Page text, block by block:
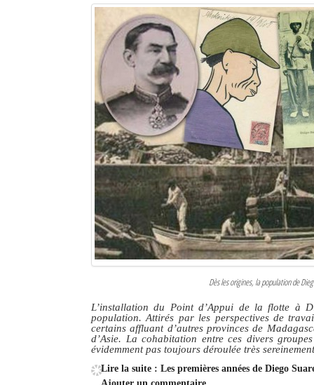
Dès les origines, la population de
L’installation du Point d’Appui de la flotte à
population. Attirés par les perspectives de
certains affluant d’autres provinces de
d’Asie. La cohabitation entre ces divers
évidemment pas toujours déroulée très
Lire la suite : Les premières années de Diego